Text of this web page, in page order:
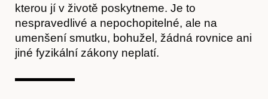
kterou jí v životě poskytneme. Je to
nespravedlivé a nepochopitelné, ale na
umenšení smutku, bohužel, žádná rovnice ani
jiné fyzikální zákony neplatí.